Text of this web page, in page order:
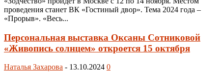
проведения станет ВК «Гостиный двор». Тема 2024 года –
«Прорыв». «Весь...
Персональная выставка Оксаны Сотниковой
«Живопись солнцем» откроется 15 октября
Наталья Захарова - 13.10.2024 0